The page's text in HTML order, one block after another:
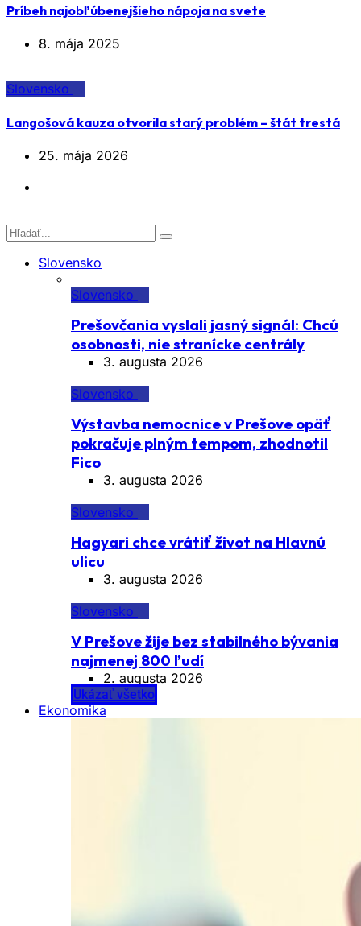
Príbeh najobľúbenejšieho nápoja na svete
8. mája 2025
Slovensko
Langošová kauza otvorila starý problém – štát trestá
25. mája 2026
Slovensko
Slovensko
Prešovčania vyslali jasný signál: Chcú
osobnosti, nie stranícke centrály
3. augusta 2026
Slovensko
Výstavba nemocnice v Prešove opäť
pokračuje plným tempom, zhodnotil
Fico
3. augusta 2026
Slovensko
Hagyari chce vrátiť život na Hlavnú
ulicu
3. augusta 2026
Slovensko
V Prešove žije bez stabilného bývania
najmenej 800 ľudí
2. augusta 2026
Ukázať všetko
Ekonomika